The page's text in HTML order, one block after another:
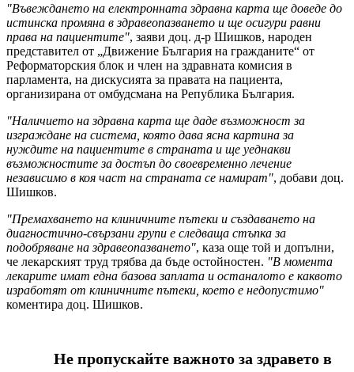
"Въвеждането на електронната здравна карта ще доведе до
истинска промяна в здравеопазването и ще осигури равни
права на пациентите", заяви доц. д-р Шишков, народен
представител от „Движение България на гражданите“ от
Реформаторския блок и член на здравната комисия в
парламента, на дискусията за правата на пациента,
организирана от омбудсмана на Република България.
"Наличието на здравна карта ще даде възможност за
изграждане на система, която дава ясна картина за
нуждите на пациентите в страната и ще уеднакви
възможностите за достъп до своевременно лечение
независимо в коя част на страната се намират", добави доц.
Шишков.
"Премахването на клиничните пътеки и създаването на
диагностично-свързани групи е следваща стъпка за
подобряване на здравеопазването", каза още той и допълни,
че лекарският труд трябва да бъде остойностен. "В момента
лекарите имат една базова заплата и останалото е каквото
изработят от клиничните пътеки, което е недопустимо"
коментира доц. Шишков.
Не пропускайте важното за здравето в